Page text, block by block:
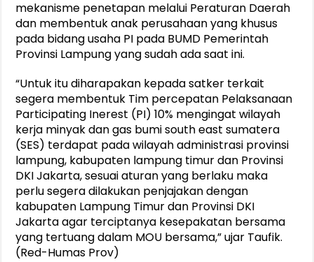
mekanisme penetapan melalui Peraturan Daerah
dan membentuk anak perusahaan yang khusus
pada bidang usaha PI pada BUMD Pemerintah
Provinsi Lampung yang sudah ada saat ini.
“Untuk itu diharapakan kepada satker terkait
segera membentuk Tim percepatan Pelaksanaan
Participating Inerest (PI) 10% mengingat wilayah
kerja minyak dan gas bumi south east sumatera
(SES) terdapat pada wilayah administrasi provinsi
lampung, kabupaten lampung timur dan Provinsi
DKI Jakarta, sesuai aturan yang berlaku maka
perlu segera dilakukan penjajakan dengan
kabupaten Lampung Timur dan Provinsi DKI
Jakarta agar terciptanya kesepakatan bersama
yang tertuang dalam MOU bersama,” ujar Taufik.
(Red-Humas Prov)